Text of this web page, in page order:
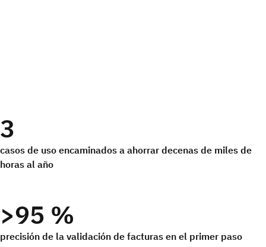
3
casos de uso encaminados a ahorrar decenas de miles de
horas al año
>95 %
precisión de la validación de facturas en el primer paso